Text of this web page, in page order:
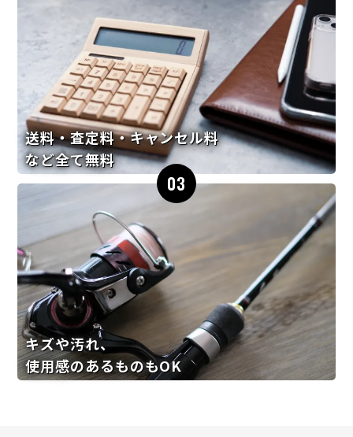
送料・査定料・キャンセル料
など全て無料
03
キズや汚れ、
使用感のあるものもOK